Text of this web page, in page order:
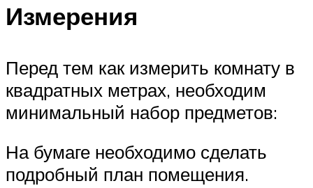
Измерения
Перед тем как измерить комнату в
квадратных метрах, необходим
минимальный набор предметов:
На бумаге необходимо сделать
подробный план помещения.